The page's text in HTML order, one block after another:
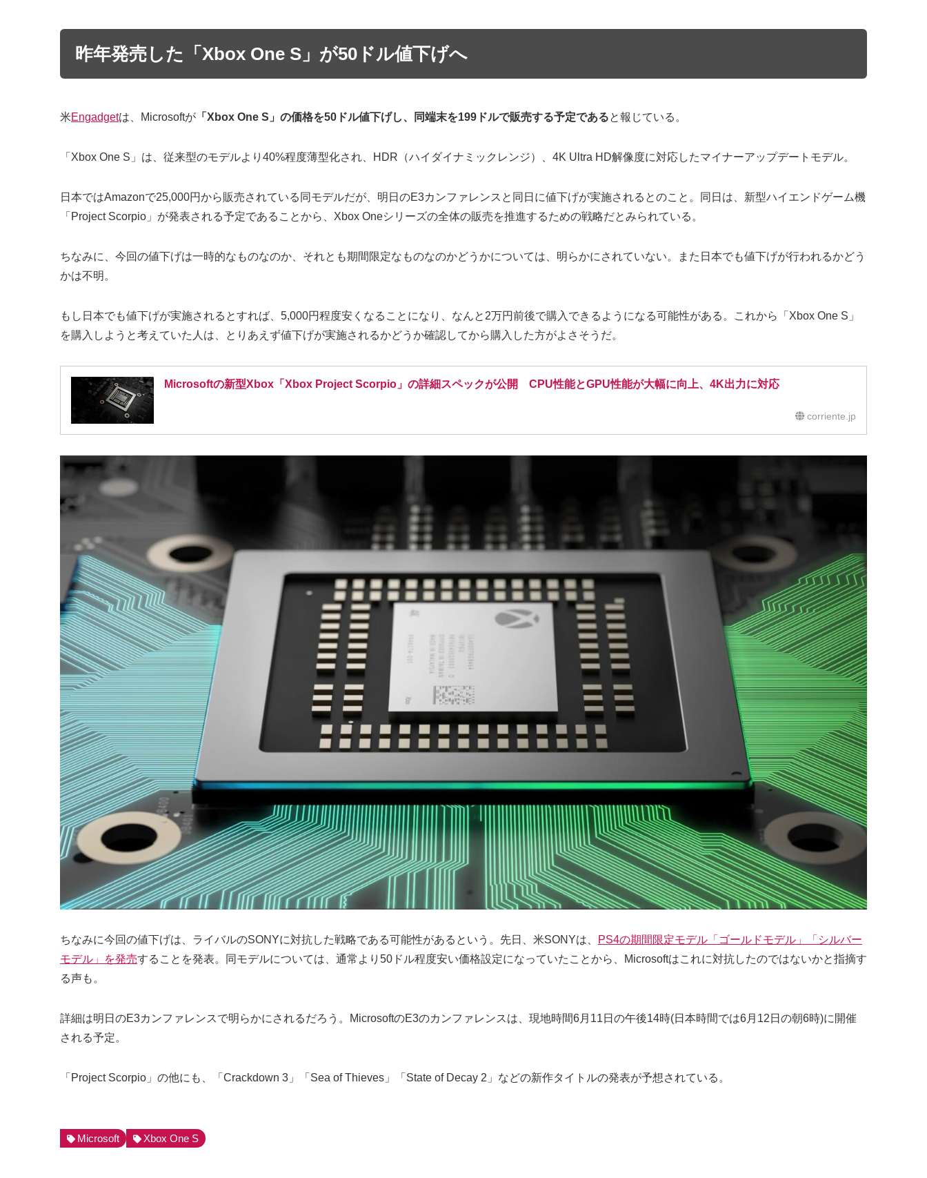
昨年発売した「Xbox One S」が50ドル値下げへ
米Engadgetは、Microsoftが 「Xbox One S」の価格を50ドル値下げし、同端末を199ドルで販売する予定であると報じている。
「Xbox One S」は、従来型のモデルより40%程度薄型化され、HDR（ハイダイナミックレンジ）、4K Ultra HD解像度に対応したマイナーアップデートモデル。
日本ではAmazonで25,000円から販売されている同モデルだが、明日のE3カンファレンスと同日に値下げが実施されるとのこと。同日は、新型ハイエンドゲーム機
「Project Scorpio」が発表される予定であることから、Xbox Oneシリーズの全体の販売を推進するための戦略だとみられている。
ちなみに、今回の値下げは一時的なものなのか、それとも期間限定なものなのかどうかについては、明らかにされていない。また日本でも値下げが行われるかどう
かは不明。
もし日本でも値下げが実施されるとすれば、5,000円程度安くなることになり、なんと2万円前後で購入できるようになる可能性がある。これから「Xbox One S」
を購入しようと考えていた人は、とりあえず値下げが実施されるかどうか確認してから購入した方がよさそうだ。
Microsoftの新型Xbox「Xbox Project Scorpio」の詳細スペックが公開 CPU性能とGPU性能が大幅に向上、4K出力に対応
corriente.jp
ちなみに今回の値下げは、ライバルのSONYに対抗した戦略である可能性があるという。先日、米SONYは、
PS4の期間限定モデル「ゴールドモデル」「シルバー
モデル」を発売することを発表。同モデルについては、通常より50ドル程度安い価格設定になっていたことから、Microsoftはこれに対抗したのではないかと指摘す
る声も。
詳細は明日のE3カンファレンスで明らかにされるだろう。MicrosoftのE3のカンファレンスは、現地時間6月11日の午後14時(日本時間では6月12日の朝6時)に開催
される予定。
「Project Scorpio」の他にも、「Crackdown 3」「Sea of Thieves」「State of Decay 2」などの新作タイトルの発表が予想されている。
Microsoft Xbox One S